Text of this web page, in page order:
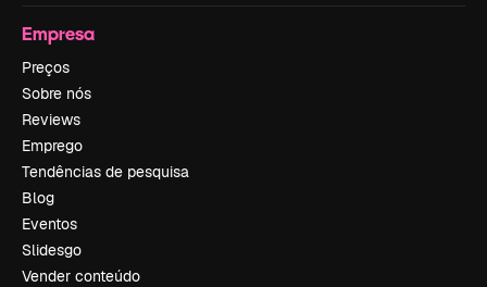
Empresa
Preços
Sobre nós
Reviews
Emprego
Tendências de pesquisa
Blog
Eventos
Slidesgo
Vender conteúdo